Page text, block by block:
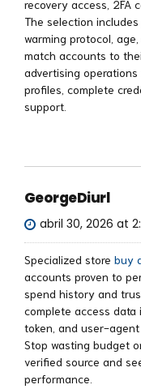
recovery access, 2FA
The selection
warming protocol,
match accounts to
advertising
profiles, complete
support.
GeorgeDiurl
abril 30, 2026 at
Specialized store buy
accounts proven to
spend history and
complete access data
token, and user-
Stop wasting budget
verified source and
performance.